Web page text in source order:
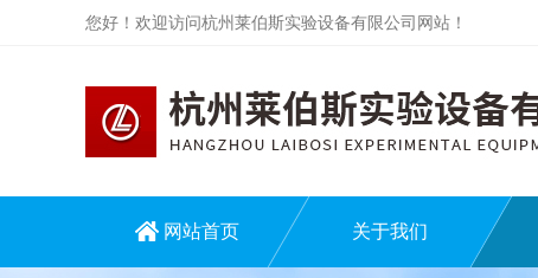
您好！欢迎访问杭州莱伯斯实验设备有限公司网站！
网站首页 关于我们